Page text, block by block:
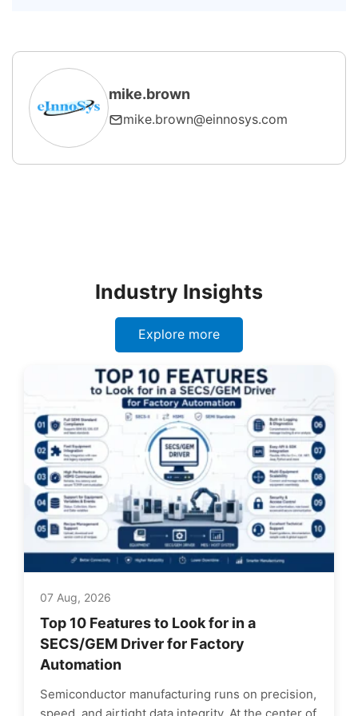
mike.brown
mike.brown@einnosys.com
Industry Insights
Explore more
07 Aug, 2026
Top 10 Features to Look for in a
SECS/GEM Driver for Factory
Automation
Semiconductor manufacturing runs on precision,